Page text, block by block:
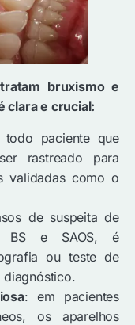
bruxismo e
clara e crucial:
todo paciente que
rastreado para
validadas como o
de suspeita de
BS e SAOS, é
ou teste de
: em pacientes
os aparelhos